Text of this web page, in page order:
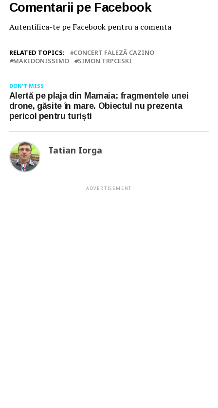
Comentarii pe Facebook
Autentifica-te pe Facebook pentru a comenta
RELATED TOPICS:
CONCERT FALEZĂ CAZINO
MAKEDONISSIMO
SIMON TRPCESKI
DON'T MISS
Alertă pe plaja din Mamaia: fragmentele unei
drone, găsite în mare. Obiectul nu prezenta
pericol pentru turiști
Tatian Iorga
ADVERTISEMENT